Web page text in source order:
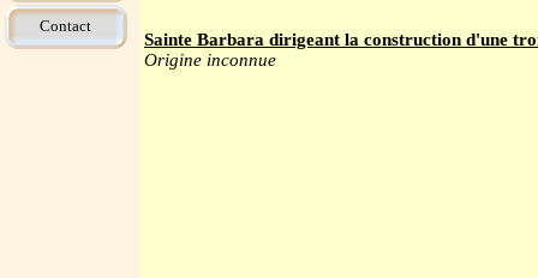
Contact
Sainte Barbara dirigeant la construction d'une
Origine inconnue